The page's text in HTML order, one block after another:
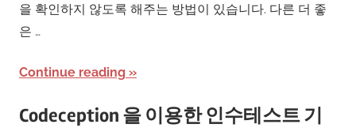
을 확인하지 않도록 해주는 방법이 있습니다. 다른 더 좋
은 …
Continue reading
Codeception 을 이용한 인수테스트 기